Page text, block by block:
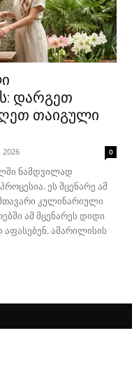
დარგეთ
თაიგული
0
ნამდვილად
ეს მცენარე ამ
კულინარიული
ამ მცენარეს დიდი
ამარილისის